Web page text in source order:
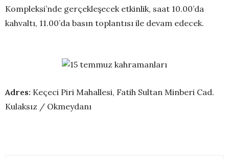
Kompleksi’nde gerçekleşecek etkinlik, saat 10.00’da
kahvaltı, 11.00’da basın toplantısı ile devam edecek.
Adres: Keçeci Piri Mahallesi, Fatih Sultan Minberi Cad.
Kulaksız / Okmeydanı